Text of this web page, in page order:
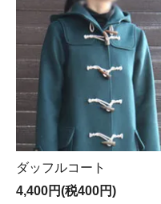
ダッフルコート
4,400円(税400円)